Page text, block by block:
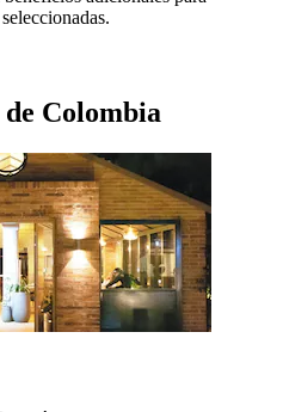
Colombia